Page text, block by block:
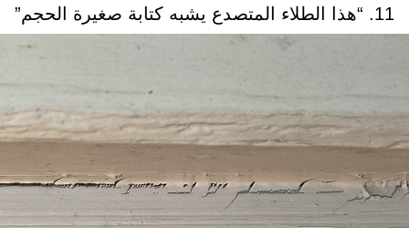
11. “هذا الطلاء المتصدع يشبه كتابة صغيرة الحجم”